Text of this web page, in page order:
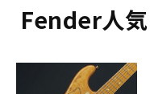
キーボード
管楽器
Fender USAのカテゴリ
エレキギター/テレキャスタ
エレキギター/ジャズマスタ
Fender人